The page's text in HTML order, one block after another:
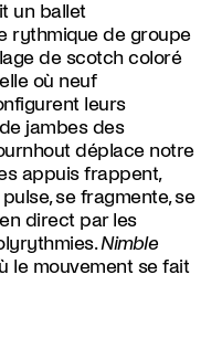
un ballet
rythmique de groupe
de scotch coloré
où neuf
leurs
jambes des
déplace notre
appuis frappent,
se fragmente, se
direct par les
Nimble
le mouvement se fait